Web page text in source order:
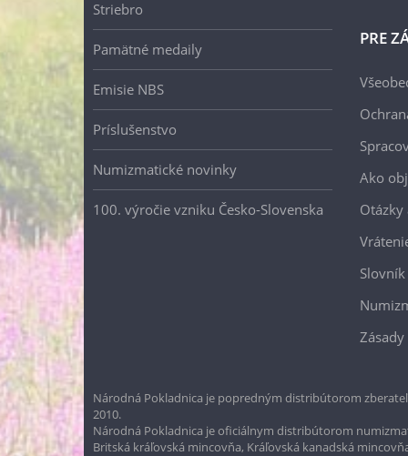
Striebro
Pamätné medaily
Emisie NBS
Príslušenstvo
Numizmatické novinky
100. výročie vzniku Česko-Slovenska
PRE
Ako
Otázky
Národná Pokladnica je popredným distribútorom
2010.
Národná Pokladnica je oficiálnym distribútorom
Britská kráľovská mincovňa, Kráľovská kanadská